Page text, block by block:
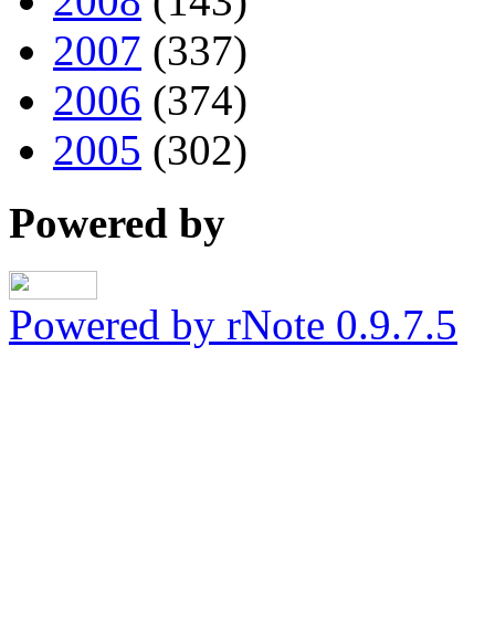
2007 (337)
2006 (374)
2005 (302)
Powered by
Powered by rNote 0.9.7.5